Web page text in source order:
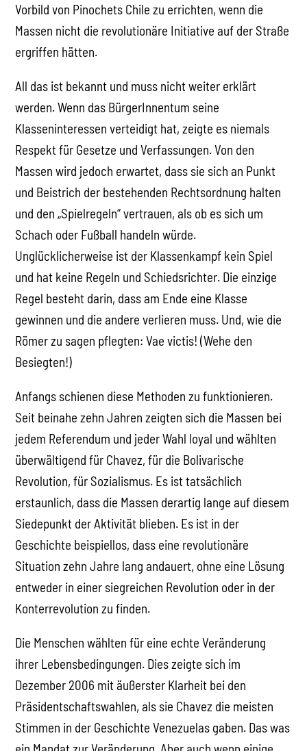
Vorbild von Pinochets Chile zu errichten, wenn die
Massen nicht die revolutionäre Initiative auf der Straße
ergriffen hätten.
All das ist bekannt und muss nicht weiter erklärt
werden. Wenn das BürgerInnentum seine
Klasseninteressen verteidigt hat, zeigte es niemals
Respekt für Gesetze und Verfassungen. Von den
Massen wird jedoch erwartet, dass sie sich an Punkt
und Beistrich der bestehenden Rechtsordnung halten
und den „Spielregeln“ vertrauen, als ob es sich um
Schach oder Fußball handeln würde.
Unglücklicherweise ist der Klassenkampf kein Spiel
und hat keine Regeln und Schiedsrichter. Die einzige
Regel besteht darin, dass am Ende eine Klasse
gewinnen und die andere verlieren muss. Und, wie die
Römer zu sagen pflegten: Vae victis! (Wehe den
Besiegten!)
Anfangs schienen diese Methoden zu funktionieren.
Seit beinahe zehn Jahren zeigten sich die Massen bei
jedem Referendum und jeder Wahl loyal und wählten
überwältigend für Chavez, für die Bolivarische
Revolution, für Sozialismus. Es ist tatsächlich
erstaunlich, dass die Massen derartig lange auf diesem
Siedepunkt der Aktivität blieben. Es ist in der
Geschichte beispiellos, dass eine revolutionäre
Situation zehn Jahre lang andauert, ohne eine Lösung
entweder in einer siegreichen Revolution oder in der
Konterrevolution zu finden.
Die Menschen wählten für eine echte Veränderung
ihrer Lebensbedingungen. Dies zeigte sich im
Dezember 2006 mit äußerster Klarheit bei den
Präsidentschaftswahlen, als sie Chavez die meisten
Stimmen in der Geschichte Venezuelas gaben. Das was